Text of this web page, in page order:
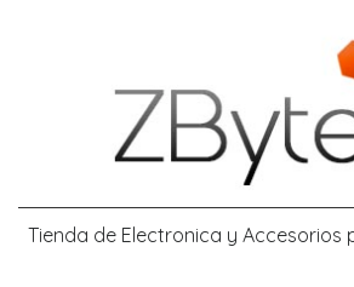
Tienda de Electronica y Accesorios